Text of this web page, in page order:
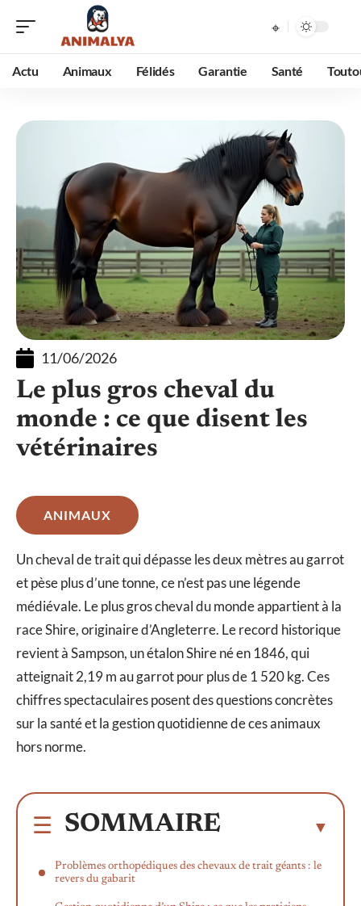
Actu Animaux Félidés Garantie Santé
11/06/2026
Le plus gros cheval du
monde : ce que disent les
vétérinaires
ANIMAUX
Un cheval de trait qui dépasse les deux mètres au garrot
et pèse plus d’une tonne, ce n’est pas une légende
médiévale. Le plus gros cheval du monde appartient à la
race Shire, originaire d’Angleterre. Le record historique
revient à Sampson, un étalon Shire né en 1846, qui
atteignait 2,19 m au garrot pour plus de 1 520 kg. Ces
chiffres spectaculaires posent des questions concrètes
sur la santé et la gestion quotidienne de ces animaux
hors norme.
SOMMAIRE
Problèmes orthopédiques des chevaux de trait géants : le
revers du gabarit